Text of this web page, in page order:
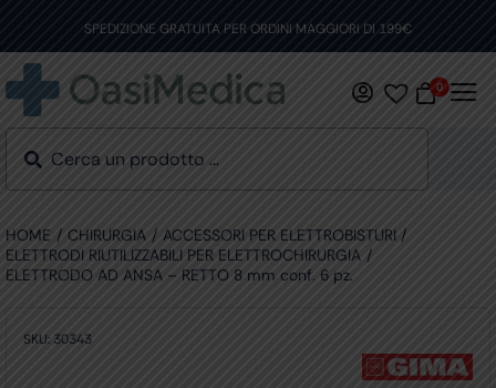
content
SPEDIZIONE GRATUITA PER ORDINI MAGGIORI DI 199€
0
HOME CHIRURGIA
ACCESSORI PER ELETTROBISTURI
ELETTRODI RIUTILIZZABILI PER ELETTROCHIRURGIA
ELETTRODO AD ANSA – RETTO 8 mm conf. 6 pz.
SKU: 30343